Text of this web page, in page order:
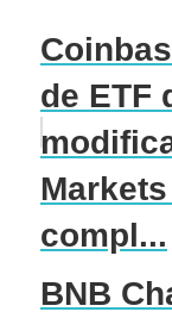
de ETF
compl...
BNB